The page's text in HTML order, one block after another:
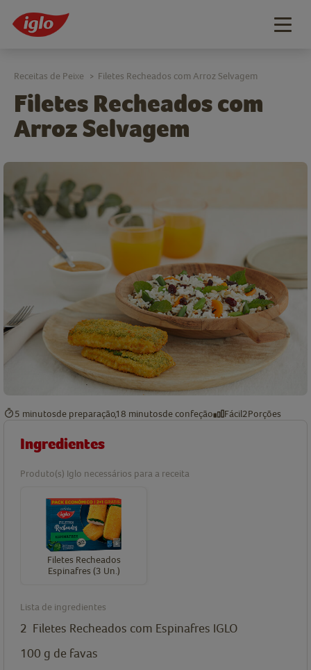
Filetes Recheados com
Arroz Selvagem
Receitas de Peixe > Filetes Recheados com Arroz Selvagem
5 minutosde preparação18 minutosde confeção Fácil2Porções
Ingredientes
Produto(s) Iglo necessários para a receita
Filetes Recheados
Espinafres (3 Un.)
Lista de ingredientes
2 Filetes Recheados com Espinafres IGLO
100 g de favas